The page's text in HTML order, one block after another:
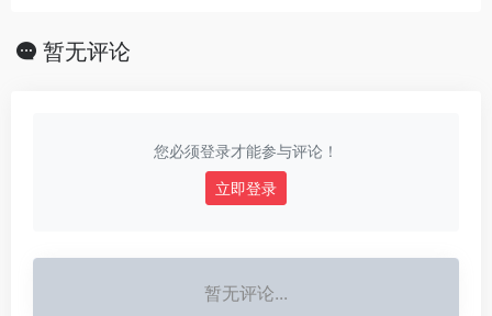
暂无评论
您必须登录才能参与评论！
立即登录
暂无评论...